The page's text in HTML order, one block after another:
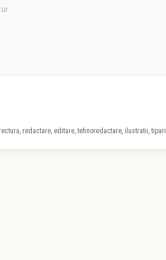
redactare, editare, tehnoredactare, ilustratii,